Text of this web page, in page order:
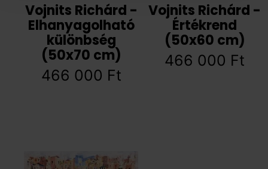
Vojnits Richárd -
Elhanyagolható
különbség
(50x70 cm)
466 000 Ft
Vojnits Richárd -
Értékrend
(50x60 cm)
466 000 Ft